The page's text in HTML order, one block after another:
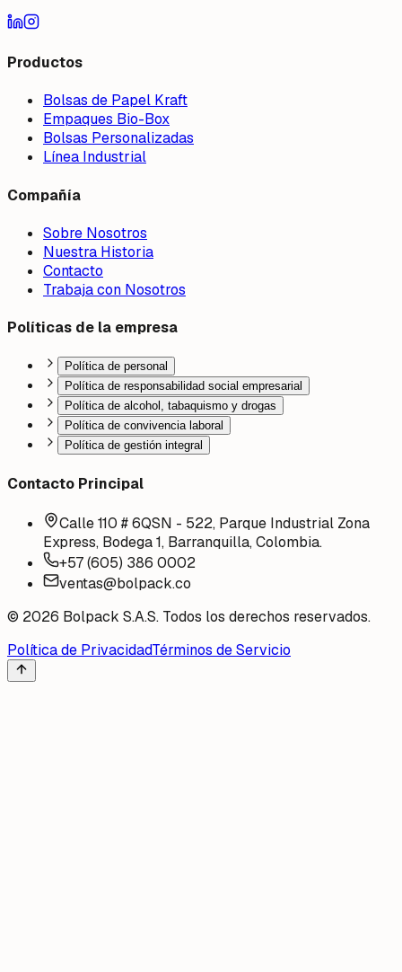
Productos
Bolsas de Papel Kraft
Empaques Bio-Box
Bolsas Personalizadas
Línea Industrial
Compañía
Sobre Nosotros
Nuestra Historia
Contacto
Trabaja con Nosotros
Políticas de la empresa
Política de personal
Política de responsabilidad social empresarial
Política de alcohol, tabaquismo y drogas
Política de convivencia laboral
Política de gestión integral
Contacto Principal
Calle 110 # 6QSN - 522, Parque Industrial Zona
Express, Bodega 1, Barranquilla, Colombia.
+57 (605) 386 0002
ventas@bolpack.co
© 2026 Bolpack S.A.S. Todos los derechos reservados.
Política de PrivacidadTérminos de Servicio